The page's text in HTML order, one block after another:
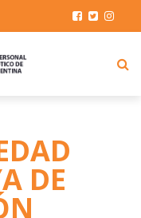
DE